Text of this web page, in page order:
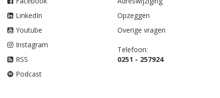
LinkedIn
Youtube
Instagram
RSS
Podcast
Opzeggen
Overige vragen
Telefoon:
0251 - 257924